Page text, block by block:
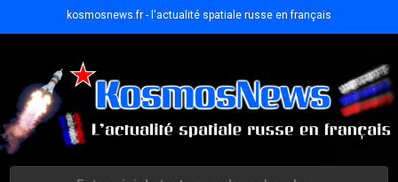
kosmosnews.fr - l'actualité spatiale russe en français